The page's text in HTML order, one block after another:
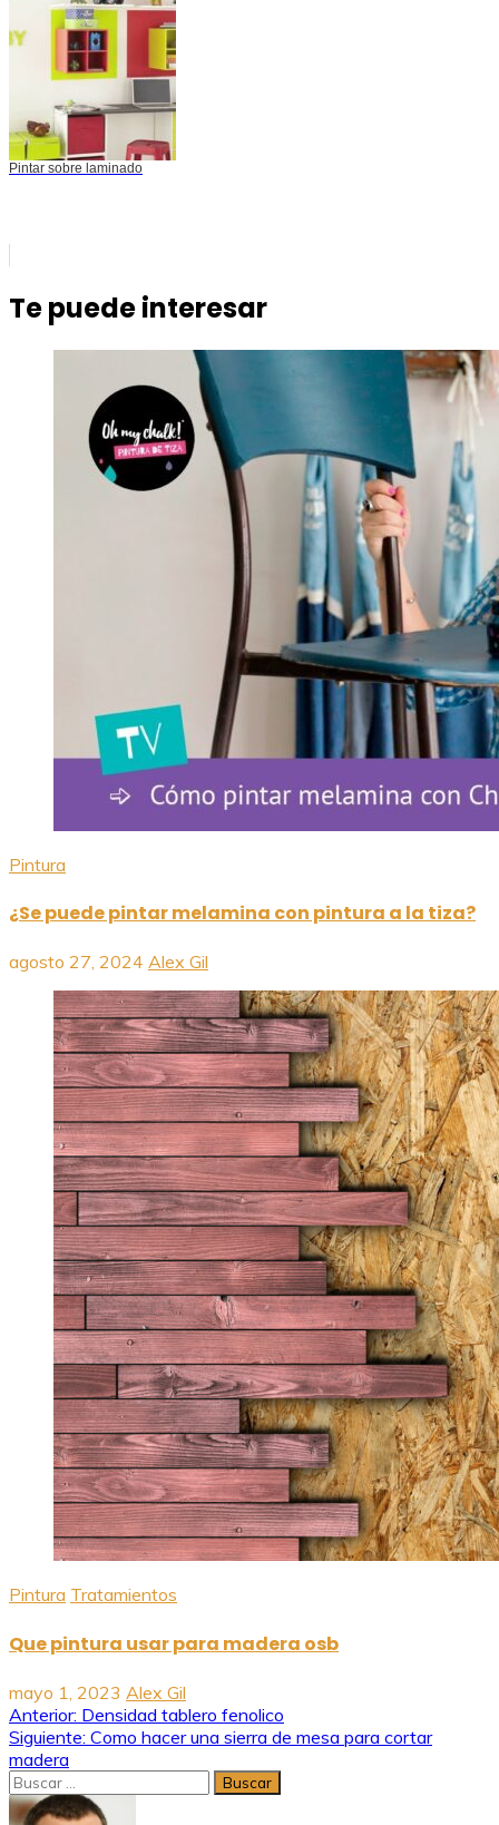
Pintar sobre laminado
Te puede interesar
Pintura
¿Se puede pintar melamina con pintura a la tiza?
agosto 27, 2024 Alex Gil
Pintura Tratamientos
Que pintura usar para madera osb
mayo 1, 2023 Alex Gil
Navegación
de
entradas
Anterior: Densidad tablero fenolico
Siguiente: Como hacer una sierra de mesa para cortar
madera
Buscar: